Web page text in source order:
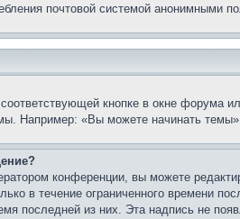
почтовой системой анонимными
кнопке в окне форума
Например: «Вы можете начинать
конференции, вы можете
в течение ограниченного времени
последней из них. Эта надпись не